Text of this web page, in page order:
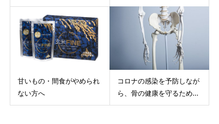
甘いもの・間食がやめられ
ない方へ
コロナの感染を予防しなが
ら、骨の健康を守るため...